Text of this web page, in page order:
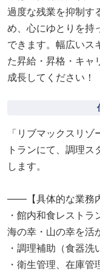
過度な残業を抑制す
め、心にゆとりを持
できます。幅広いス
た昇給・昇格・キャ
成長してください！
「リブマックスリ
トランにて、調理ス
します。
――【具体的な業務
・館内和食レスト
海の幸・山の幸を活
・調理補助（食器洗
・衛生管理、在庫管